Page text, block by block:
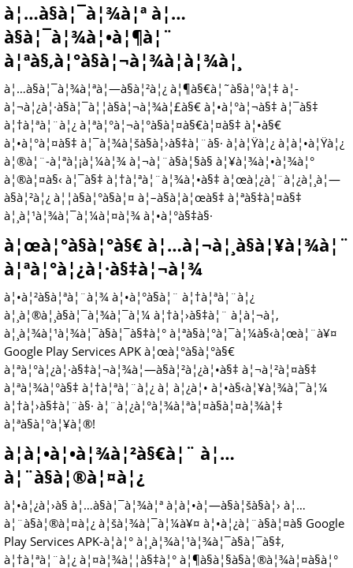
à¦…à§à¦¯à¦¾à¦ª à¦…
à§à¦¯à¦¾à¦•à¦¶à¦¨
à¦ªà§‚à¦°à§à¦¬à¦¾à¦­à¦¾à¦¸
à¦…à§à¦¯à¦¾à¦ªà¦—à§à¦²à¦¿ à¦¶à§€à¦˜à§à¦°à¦‡ à¦­
à¦¬à¦¿à¦·à§à¦¯à¦¦à§à¦¬à¦¾à¦£à§€ à¦•à¦°à¦¬à§‡ à¦¯à§‡
à¦†à¦ªà¦¨à¦¿ à¦ªà¦°à¦¬à¦°à§à¦¤à§€à¦¤à§‡ à¦•à§€
à¦•à¦°à¦¤à§‡ à¦¯à¦¾à¦šà§à¦›à§‡à¦¨à§· à¦à¦Ÿà¦¿ à¦à¦•à¦Ÿà¦¿
à¦®à¦¨-à¦ªà¦¡à¦¼à¦¾ à¦¬à¦¨à§à¦§à§ à¦¥à¦¾à¦•à¦¾à¦°
à¦®à¦¤à§‹ à¦¯à§‡ à¦†à¦ªà¦¨à¦¾à¦•à§‡ à¦œà¦¿à¦¨à¦¿à¦¸à¦—
à§à¦²à¦¿ à¦¦à§à¦°à§à¦¤ à¦–à§à¦à¦œà§‡ à¦ªà§‡à¦¤à§‡
à¦¸à¦¹à¦¾à¦¯à¦¼à¦¤à¦¾ à¦•à¦°à§‡à§·
à¦œà¦°à§à¦°à§€ à¦…à¦¬à¦¸à§à¦¥à¦¾à¦¨
à¦ªà¦°à¦¿à¦·à§‡à¦¬à¦¾
à¦•à¦²à§à¦ªà¦¨à¦¾ à¦•à¦°à§à¦¨ à¦†à¦ªà¦¨à¦¿
à¦¸à¦®à¦¸à§à¦¯à¦¾à¦¯à¦¼ à¦†à¦›à§‡à¦¨ à¦à¦¬à¦‚
à¦¸à¦¾à¦¹à¦¾à¦¯à§à¦¯à§‡à¦° à¦ªà§à¦°à¦¯à¦¼à§‹à¦œà¦¨à¥¤
Google Play Services APK à¦œà¦°à§à¦°à§€
à¦ªà¦°à¦¿à¦·à§‡à¦¬à¦¾à¦—à§à¦²à¦¿à¦•à§‡ à¦¬à¦²à¦¤à§‡
à¦ªà¦¾à¦°à§‡ à¦†à¦ªà¦¨à¦¿ à¦ à¦¿à¦• à¦•à§‹à¦¥à¦¾à¦¯à¦¼
à¦†à¦›à§‡à¦¨à§· à¦¨à¦¿à¦°à¦¾à¦ªà¦¤à§à¦¤à¦¾à¦‡
à¦ªà§à¦°à¦¥à¦®!
à¦à¦•à¦•à¦¾à¦²à§€à¦¨ à¦…
à¦¨à§à¦®à¦¤à¦¿
à¦•à¦¿à¦›à§ à¦…à§à¦¯à¦¾à¦ª à¦à¦•à¦—à§à¦šà§à¦› à¦…
à¦¨à§à¦®à¦¤à¦¿ à¦šà¦¾à¦¯à¦¼à¥¤ à¦•à¦¿à¦¨à§à¦¤à§ Google
Play Services APK-à¦à¦° à¦¸à¦¾à¦¹à¦¾à¦¯à§à¦¯à§‡,
à¦†à¦ªà¦¨à¦¿ à¦¤à¦¾à¦¦à§‡à¦° à¦¶à§à¦§à§à¦®à¦¾à¦¤à§à¦°